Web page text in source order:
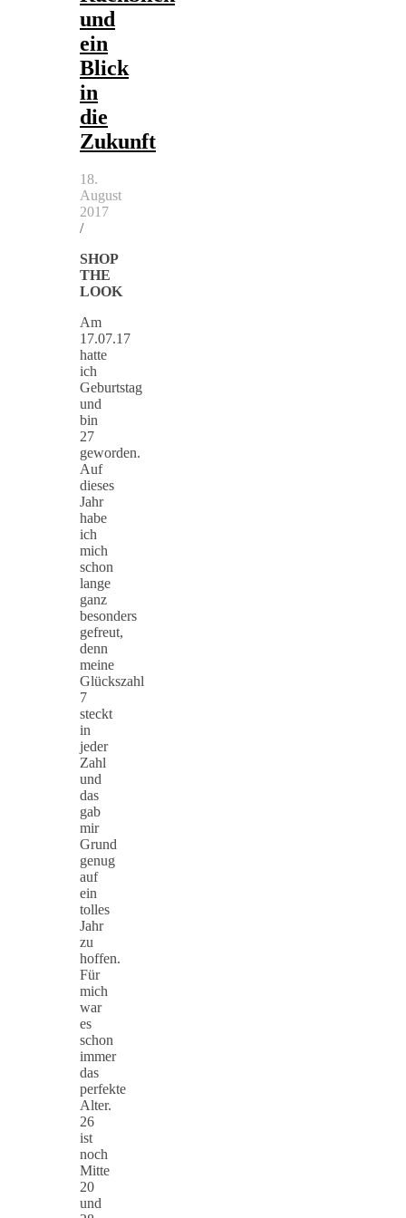
und
ein
Blick
in
die
Zukunft
18.
August
2017
/
SHOP
THE
LOOK
Am
17.07.17
hatte
ich
Geburtstag
und
bin
27
geworden.
Auf
dieses
Jahr
habe
ich
mich
schon
lange
ganz
besonders
gefreut,
denn
meine
Glückszahl
7
steckt
in
jeder
Zahl
und
das
gab
mir
Grund
genug
auf
ein
tolles
Jahr
zu
hoffen.
Für
mich
war
es
schon
immer
das
perfekte
Alter.
26
ist
noch
Mitte
20
und